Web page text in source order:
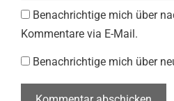
Benachrichtige mich über
Kommentare via E-Mail.
Benachrichtige mich über